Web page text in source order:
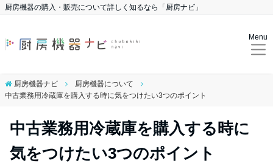
厨房機器の購入・販売について詳しく知るなら「厨房ナビ」
Menu
厨房機器ナビ
厨房機器について
中古業務用冷蔵庫を購入する時に気をつけたい3つのポイント
中古業務用冷蔵庫を購入する時に
気をつけたい3つのポイント